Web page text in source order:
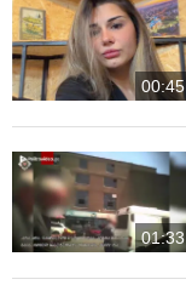
00:45
01:33